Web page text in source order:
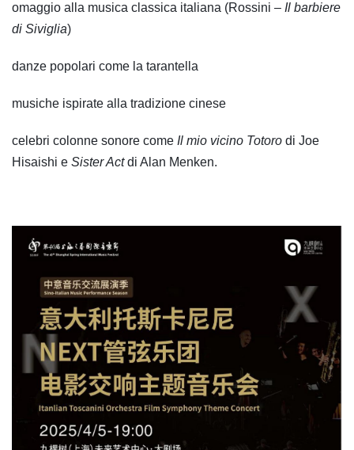
omaggio alla musica classica italiana (Rossini – Il barbiere
di Siviglia)
danze popolari come la tarantella
musiche ispirate alla tradizione cinese
celebri colonne sonore come Il mio vicino Totoro di Joe
Hisaishi e Sister Actdi Alan Menken.